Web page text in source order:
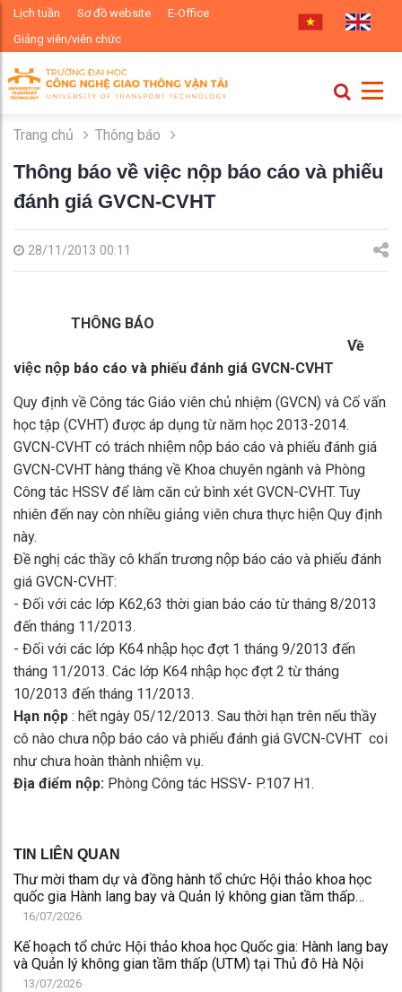
Lịch tuần Sơ đồ website
E-Office
Giảng viên/viên chức
Trang chủ Thông báo
Thông báo về việc nộp báo cáo và phiếu
đánh giá GVCN-CVHT
28/11/2013 00:11
THÔNG BÁO
Về
việc nộp báo cáo và phiếu đánh giá GVCN-CVHT
Quy định về Công tác Giáo viên chủ nhiệm (GVCN) và Cố vấn
học tập (CVHT) được áp dụng từ năm học 2013-2014.
GVCN-CVHT có trách nhiệm nộp báo cáo và phiếu đánh giá
GVCN-CVHT hàng tháng về Khoa chuyên ngành và Phòng
Công tác HSSV để làm căn cứ bình xét GVCN-CVHT. Tuy
nhiên đến nay còn nhiều giảng viên chưa thực hiện Quy định
này.
Đề nghị các thầy cô khẩn trương nộp báo cáo và phiếu đánh
giá GVCN-CVHT:
- Đối với các lớp K62,63 thời gian báo cáo từ tháng 8/2013
đến tháng 11/2013.
- Đối với các lớp K64 nhập học đợt 1 tháng 9/2013 đến
tháng 11/2013. Các lớp K64 nhập học đợt 2 từ tháng
10/2013 đến tháng 11/2013.
Hạn nộp : hết ngày 05/12/2013. Sau thời hạn trên nếu thầy
cô nào chưa nộp báo cáo và phiếu đánh giá GVCN-CVHT coi
như chưa hoàn thành nhiệm vụ.
Địa điểm nộp: Phòng Công tác HSSV- P.107 H1.
TIN LIÊN QUAN
Thư mời tham dự và đồng hành tổ chức Hội thảo khoa học
quốc gia Hành lang bay và Quản lý không gian tầm thấp
(UTM) tại Thủ đô Hà Nội
16/07/2026
Kế hoạch tổ chức Hội thảo khoa học Quốc gia: Hành lang bay
và Quản lý không gian tầm thấp (UTM) tại Thủ đô Hà Nội
13/07/2026